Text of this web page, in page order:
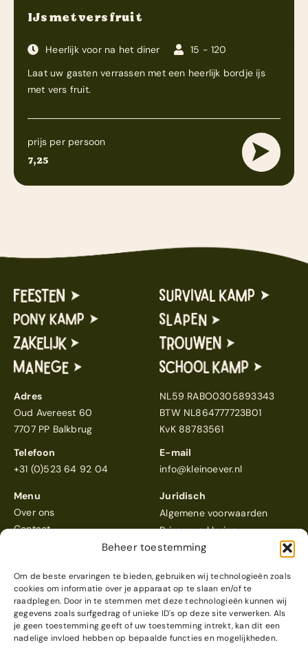
Beheer toestemming
Om de beste ervaringen te bieden, gebruiken wij technologieën zoals
cookies om informatie over je apparaat op te slaan en/of te
raadplegen. Door in te stemmen met deze technologieën kunnen wij
gegevens zoals surfgedrag of unieke ID's op deze site verwerken. Als
je geen toestemming geeft of uw toestemming intrekt, kan dit een
nadelige invloed hebben op bepaalde functies en mogelijkheden.
IJs met vers fruit
Heerlijk voor na het diner
15 - 120
Laat uw gasten verrassen met een heerlijk bordje ijs
met vers fruit.
prijs per persoon
7,25
Adres
Oud Avereest 60
7707 PP Balkbrug
NL59 RABO0305893343
BTW NL864777723B01
KvK 88783561
Telefoon
+31 (0)523 64 92 04
E-mail
info@kleinoever.nl
Menu
Over ons
Contact
Juridisch
Algemene voorwaarden
Privacyverklaring
Klein Oeverscoort een 4,6
Reviews bekijken